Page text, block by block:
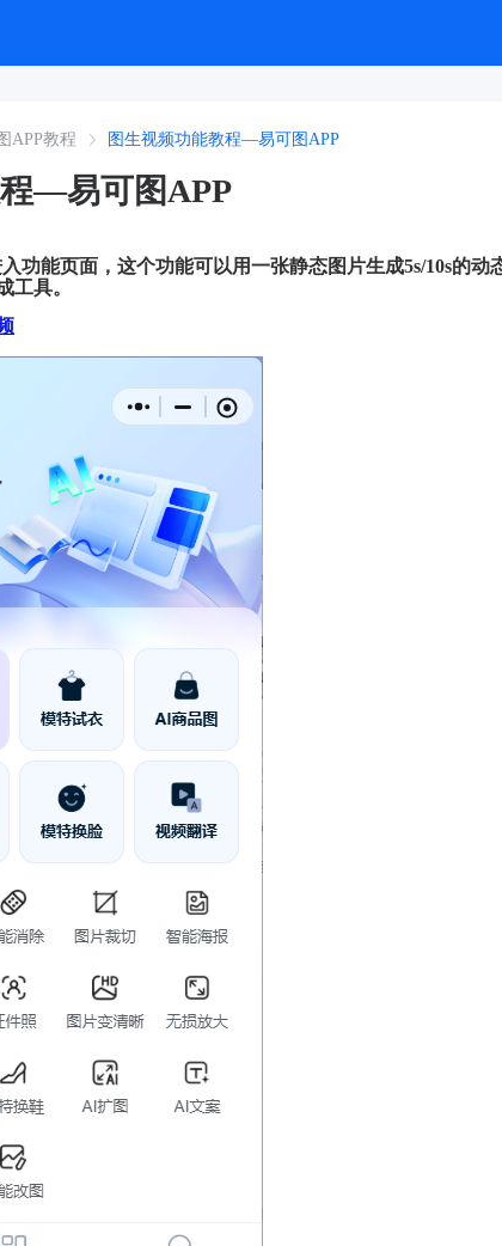
APP教程 图生视频功能教程—易可图APP
—易可图APP
功能页面，这个功能可以用一张静态图片生成5s/10s的动
工具。